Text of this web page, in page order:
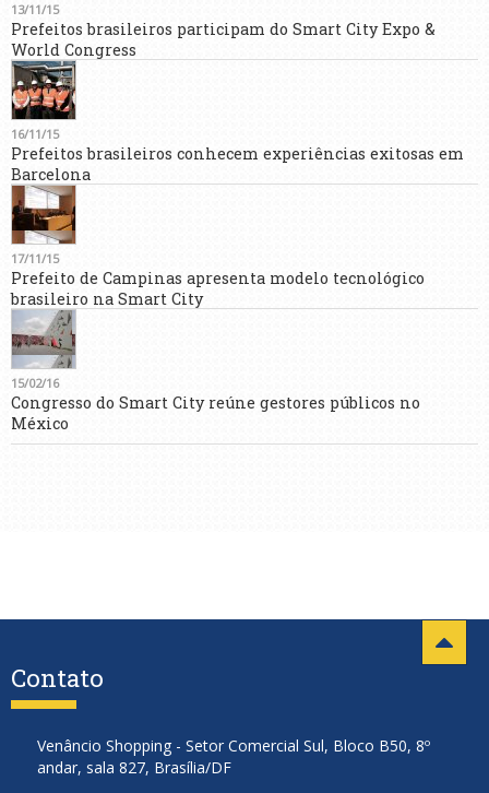
13/11/15
Prefeitos brasileiros participam do Smart City Expo &
World Congress
16/11/15
Prefeitos brasileiros conhecem experiências exitosas em
Barcelona
17/11/15
Prefeito de Campinas apresenta modelo tecnológico
brasileiro na Smart City
15/02/16
Congresso do Smart City reúne gestores públicos no
México
Contato
Venâncio Shopping - Setor Comercial Sul, Bloco B50, 8º
andar, sala 827, Brasília/DF